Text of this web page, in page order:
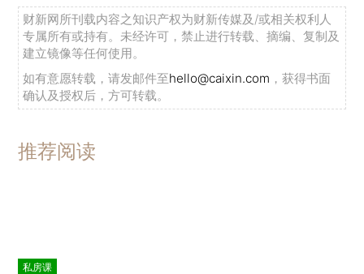
财新网所刊载内容之知识产权为财新传媒及/或相关权利人
专属所有或持有。未经许可，禁止进行转载、摘编、复制及
建立镜像等任何使用。
如有意愿转载，请发邮件至hello@caixin.com ，获得书面
确认及授权后，方可转载。
推荐阅读
私房课